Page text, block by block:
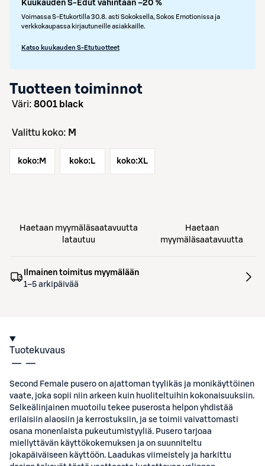
Kuukauden S-Edut vähintään –20 %
Voimassa S-Etukortilla 30.8. asti Sokoksella, Sokos Emotionissa ja
verkkokaupassa kirjautuneille asiakkaille.
Katso kuukauden S-Etutuotteet
Tuotteen toiminnot
väri: 8001 black
Valittu koko: M
koko: M koko: L koko:XL
Haetaan myymäläsaatavuutta
latautuu
Haetaan
myymäläsaatavuutta
Ilmainen toimitus myymälään
1–5 arkipäivää
Tuotekuvaus
Second Female pusero on ajattoman tyylikäs ja monikäyttöinen
vaate, joka sopii niin arkeen kuin huoliteltuihin kokonaisuuksiin.
Selkeälinjainen muotoilu tekee puserosta helpon yhdistää
erilaisiin alaosiin ja kerrostuksiin, ja se toimii vaivattomasti
osana monenlaista pukeutumistyyliä. Pusero tarjoaa
miellyttävän käyttökokemuksen ja on suunniteltu
jokapäiväiseen käyttöön. Laadukas viimeistely ja harkittu